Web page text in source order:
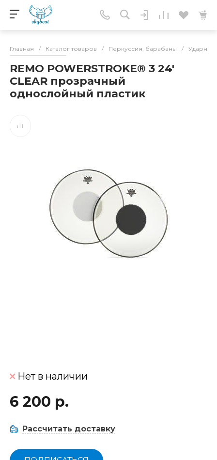
Главная / Каталог товаров / Перкуссия, барабаны / Ударные
REMO POWERSTROKE® 3 24'
CLEAR прозрачный
однослойный пластик
Нет в наличии
6 200 р.
Рассчитать доставку